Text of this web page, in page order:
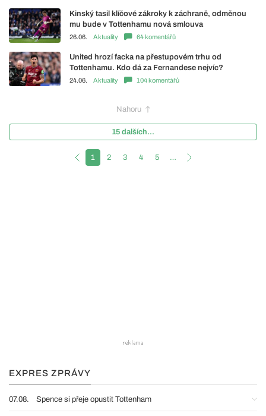
Kinský tasil klíčové zákroky k záchraně, odměnou
mu bude v Tottenhamu nová smlouva
26.06. Aktuality 64 komentářů
United hrozí facka na přestupovém trhu od
Tottenhamu. Kdo dá za Fernandese nejvíc?
24.06. Aktuality 104 komentářů
Nahoru
15 dalších...
1 2 3 4 5 …
EXPRES ZPRÁVY
07.08. Spence si přeje opustit Tottenham